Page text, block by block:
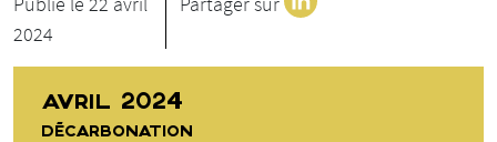
2024
AVRIL 2024
DÉCARBONATION